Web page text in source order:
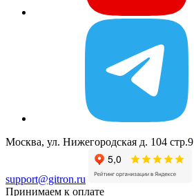
Москва, ул. Нижегородская д. 104 стр.9
support@gitron.ru
Принимаем к оплате